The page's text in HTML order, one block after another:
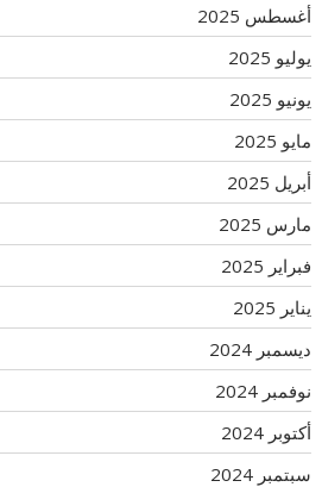
أغسطس 2025
يوليو 2025
يونيو 2025
مايو 2025
أبريل 2025
مارس 2025
فبراير 2025
يناير 2025
ديسمبر 2024
نوفمبر 2024
أكتوبر 2024
سبتمبر 2024